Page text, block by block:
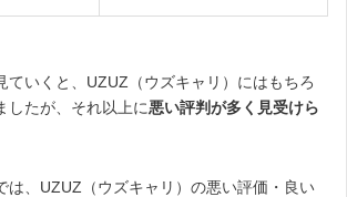
ていくと、UZUZ（ウズキャリ）にはもちろ
したが、それ以上に悪い評判が多く見受けら
は、UZUZ（ウズキャリ）の悪い評価・良い